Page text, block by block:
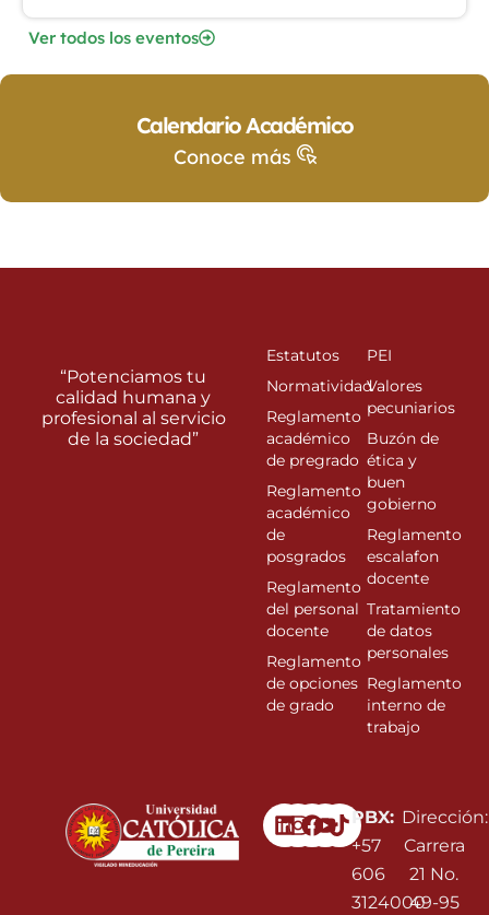
Ver todos los eventos
Calendario Académico
Conoce más
Linkedin
Instagram
Facebook
Youtube
PBX:
+57
606
3124000
Dirección:
Carrera
21 No.
49-95
“Potenciamos tu
calidad humana y
profesional al servicio
de la sociedad”
Estatutos
Normatividad
Reglamento
académico
de pregrado
Reglamento
académico
de
posgrados
Reglamento
del personal
docente
Reglamento
de opciones
de grado
PEI
Valores
pecuniarios
Buzón de
ética y
buen
gobierno
Reglamento
escalafon
docente
Tratamiento
de datos
personales
Reglamento
interno de
trabajo